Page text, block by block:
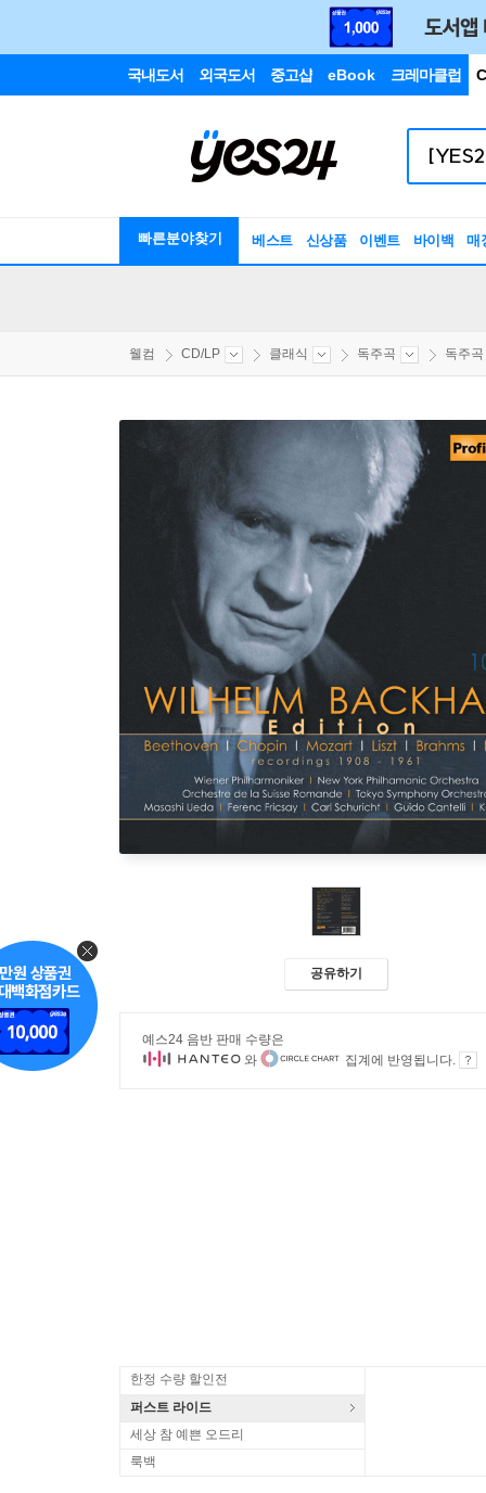
국내도서 외국도서 중고샵 eBook 크레마클럽
빠른분야찾기 베스트 신상품 이벤트 바이백 매
웰컴 CD/LP 클래식 독주곡 독주
공유하기
예스24 음반 판매 수량은
와
집계에 반영됩니다.
한정 수량 할인전
퍼스트 라이드
세상 참 예쁜 오드리
룩백